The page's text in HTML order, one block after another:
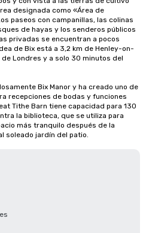
designada como «Área de
paseos con campanillas, las colinas
de hayas y los senderos públicos
privadas se encuentran a pocos
de Bix está a 3,2 km de Henley-on-
Londres y a solo 30 minutos del
Bix Manor y ha creado uno de
recepciones de bodas y funciones
Tithe Barn tiene capacidad para 130
la biblioteca, que se utiliza para
más tranquilo después de la
soleado jardín del patio.